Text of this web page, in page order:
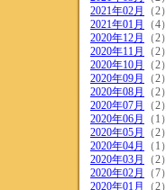
2021年02月
（2）
2021年01月
（4）
2020年12月
（2）
2020年11月
（2）
2020年10月
（2）
2020年09月
（2）
2020年08月
（2）
2020年07月
（2）
2020年06月
（1）
2020年05月
（2）
2020年04月
（1）
2020年03月
（2）
2020年02月
（7）
2020年01月
（2）